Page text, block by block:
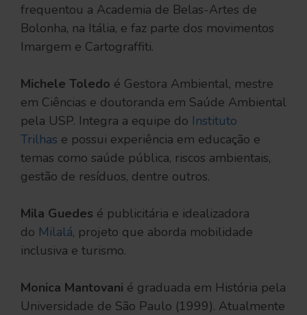
frequentou a Academia de Belas-Artes de
Bolonha, na Itália, e faz parte dos movimentos
Imargem e Cartograffiti.
Michele Toledo é Gestora Ambiental, mestre
em Ciências e doutoranda em Saúde Ambiental
pela USP. Integra a equipe do Instituto
Trilhas e possui experiência em educação e
temas como saúde pública, riscos ambientais,
gestão de resíduos, dentre outros.
Mila Guedes é publicitária e idealizadora
do Milalá, projeto que aborda mobilidade
inclusiva e turismo.
Monica Mantovani é graduada em História pela
Universidade de São Paulo (1999). Atualmente